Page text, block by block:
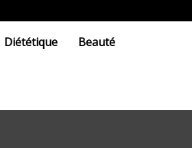
Diététique Beauté